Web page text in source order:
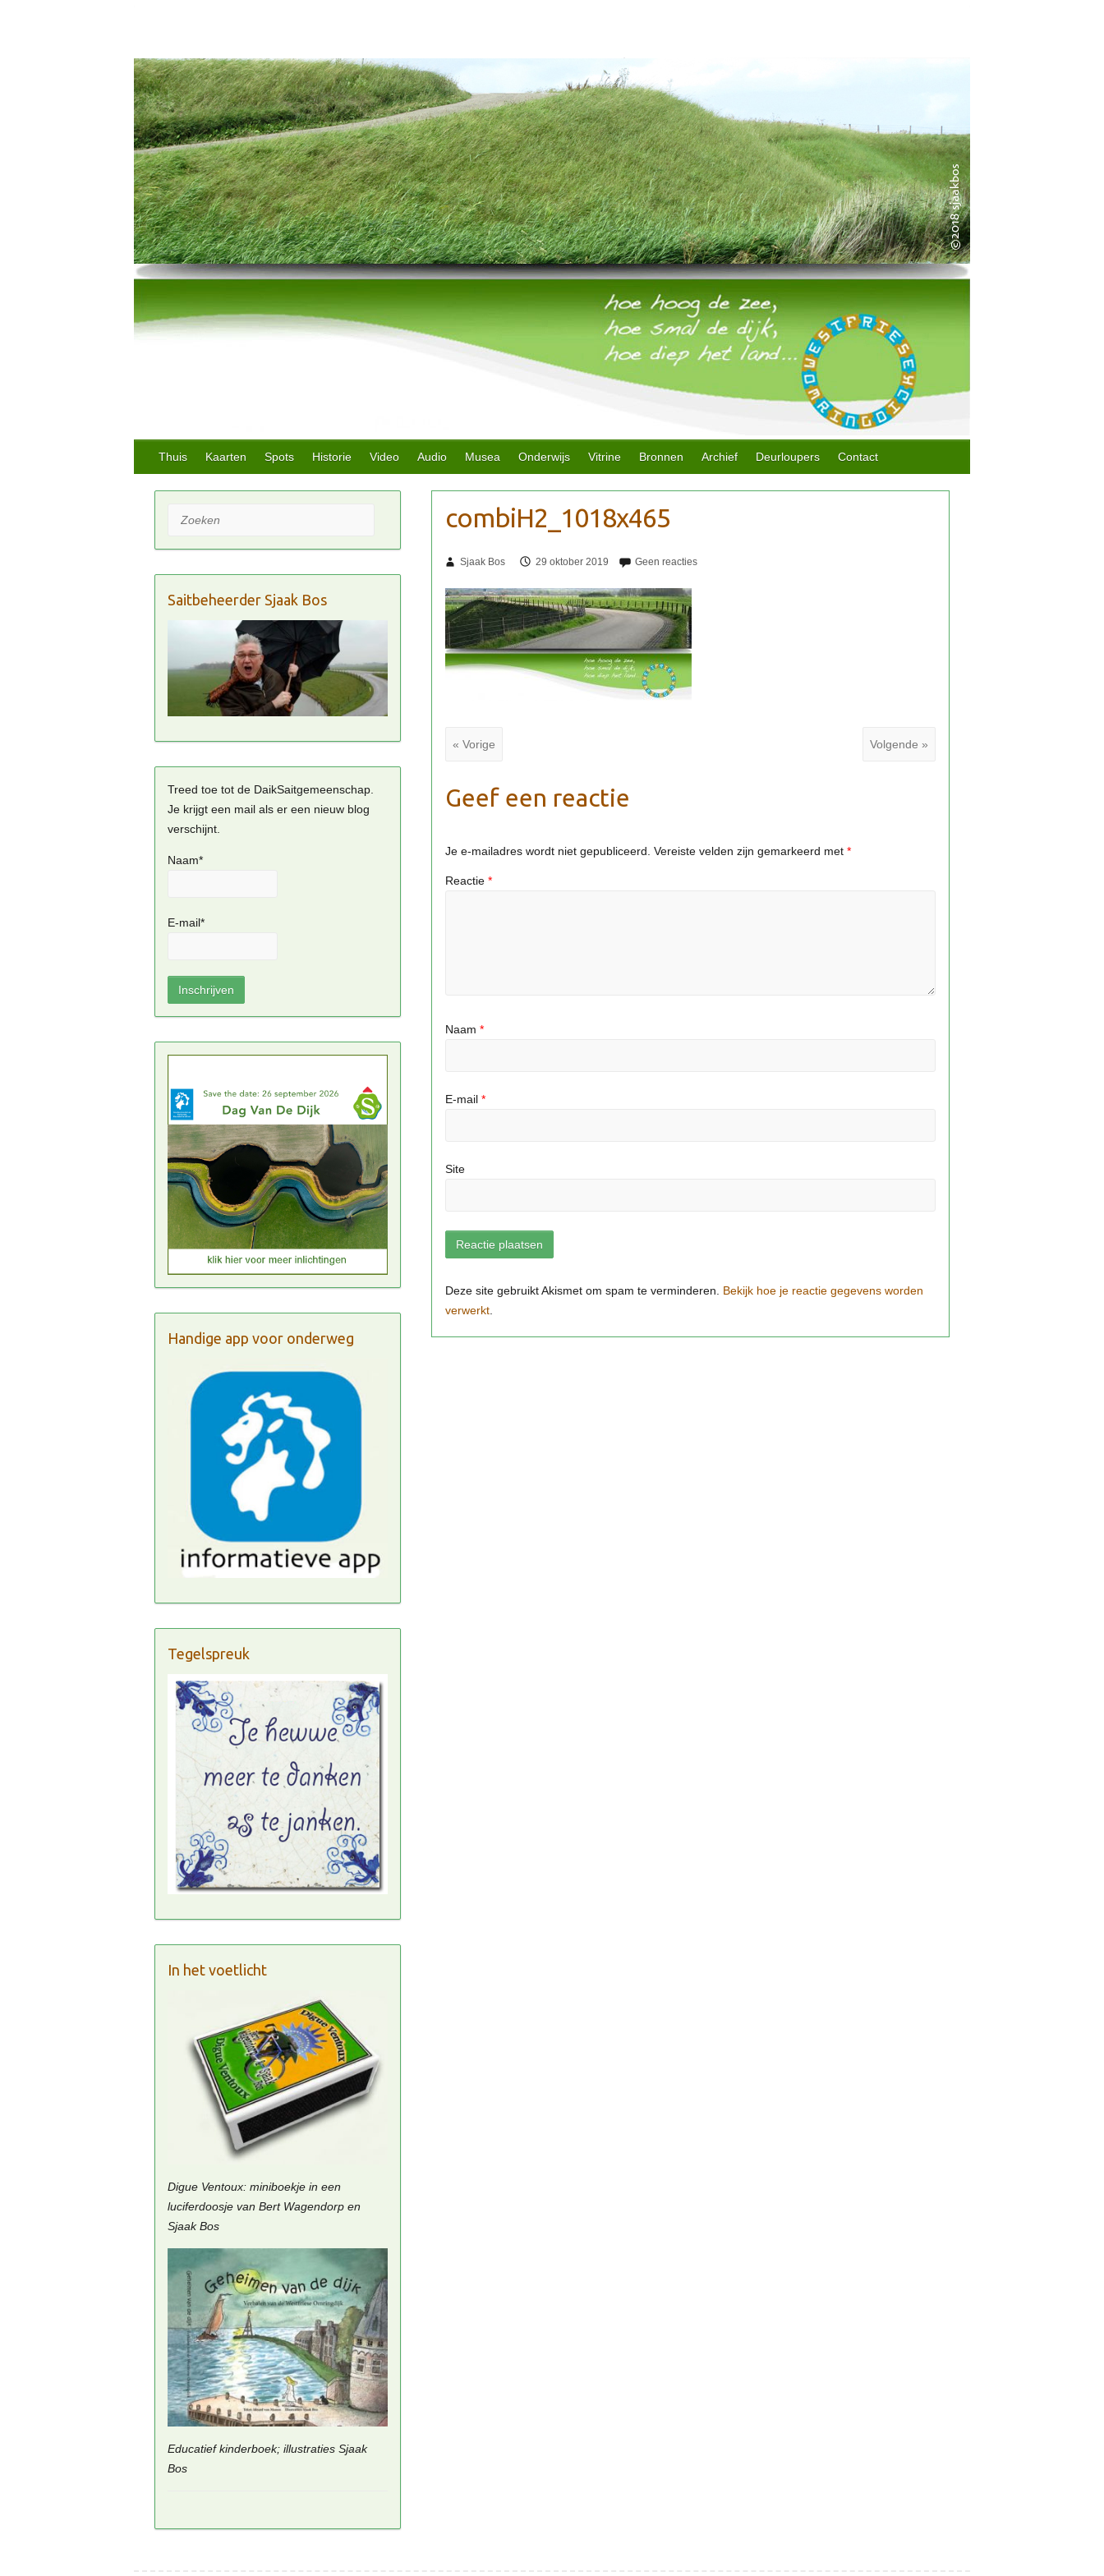
Thuis Kaarten Spots Historie Video Audio Musea Onderwijs Vitrine Bronnen Archief Deurloupers Contact
Sjaak Bos 29 oktober 2019
« Vorige Volgende »
Geef een reactie
Je e-mailadres wordt niet gepubliceerd. Vereiste velden zijn gemarkeerd met *
Reactie *
Naam *
E-mail *
Site
Bekijk hoe je reactie gegevens worden
verwerkt
Zoeken
Saitbeheerder Sjaak Bos
Treed toe tot de DaikSaitgemeenschap.
Je krijgt een mail als er een nieuw blog
verschijnt.
Naam*
E-mail*
Handige app voor onderweg
Tegelspreuk
In het voetlicht
Digue Ventoux: miniboekje in een
luciferdoosje van Bert Wagendorp en
Sjaak Bos
Educatief kinderboek; illustraties Sjaak
Bos